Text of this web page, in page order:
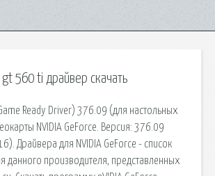
560 ti драйвер скачать
Ready Driver) 376.09 (для настольных
NVIDIA GeForce. Версия: 376.09
Драйвера для NVIDIA GeForce - список
данного производителя, представленных